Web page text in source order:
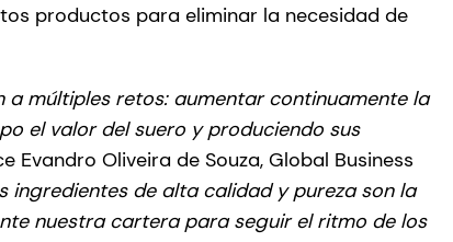
productos para eliminar la necesidad de
múltiples retos: aumentar continuamente la
el valor del suero y produciendo sus
Evandro Oliveira de Souza, Global Business
ingredientes de alta calidad y pureza son la
nuestra cartera para seguir el ritmo de los